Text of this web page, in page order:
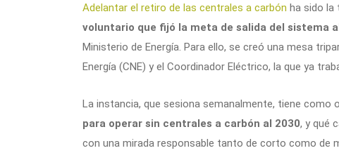
Adelantar el retiro de las centrales a carbón ha sido la
voluntario que fijó la meta de salida del sistema
Ministerio de Energía. Para ello, se creó una mesa
Energía (CNE) y el Coordinador Eléctrico, la que ya
La instancia, que sesiona semanalmente, tiene como
para operar sin centrales a carbón al 2030, y qué
con una mirada responsable tanto de corto como de